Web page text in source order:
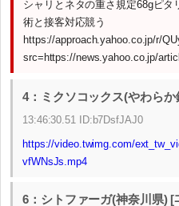
シャリとネタの重さ規定68gピ
術と接客対応競う
https://approach.yahoo.co.jp/r/
src=https://news.yahoo.co.jp/
4：ミクソコックス(やわら
13:46:30.51 ID:b7DsfJAJ0
https://video.twimg.com/
vfWNsJs.mp4
6：シトファーガ(神奈川県) [